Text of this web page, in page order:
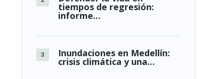
tiempos de regresión:
informe…
Inundaciones en Medellín:
crisis climática y una…